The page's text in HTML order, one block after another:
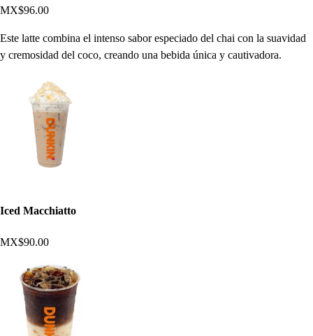
MX$96.00
Este latte combina el intenso sabor especiado del chai con la suavidad
y cremosidad del coco, creando una bebida única y cautivadora.
Iced Macchiatto
MX$90.00